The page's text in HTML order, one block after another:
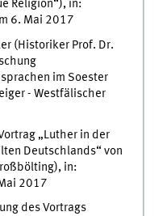
Religion“), in:
6. Mai 2017
(Historiker Prof. Dr.
im Soester
- Westfälischer
„Luther in der
Deutschlands“ von
in:
2017
des Vortrags